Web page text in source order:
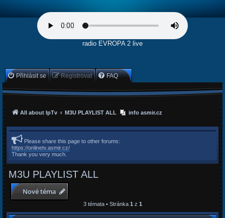
radio EVROPA 2 live
Přihlásit se Registrovat FAQ
All about IpTv M3U PLAYLIST ALL info asmir.cz
Please share this page to other forums:
https://onlinetv.asmir.cz/
Thank you very much.
M3U PLAYLIST ALL
Nové téma
3 témata • Stránka 1 z 1